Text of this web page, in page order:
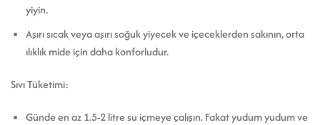
yiyin.
Aşırı sıcak veya aşırı soğuk yiyecek ve içeceklerden sakının, orta
ılıklık mide için daha konforludur.
Sıvı Tüketimi:
Günde en az 1.5-2 litre su içmeye çalışın. Fakat yudum yudum ve